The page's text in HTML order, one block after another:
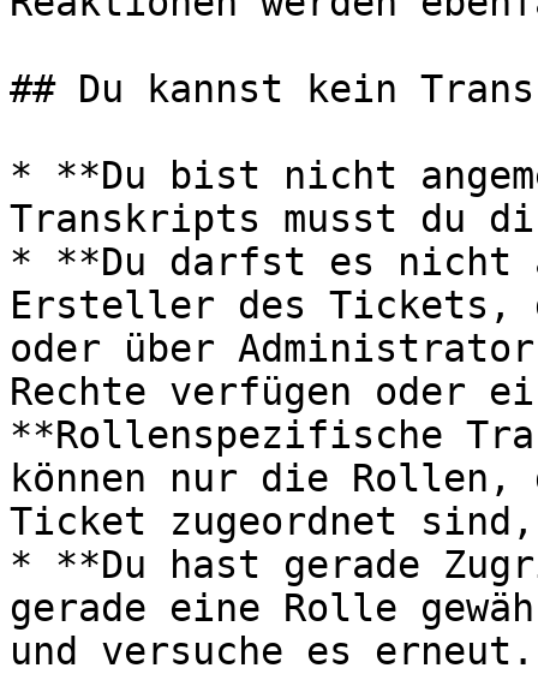
## Du kannst kein
* **Du bist nicht
Transkripts musst du
* **Du darfst es nicht
Ersteller des Tickets,
oder über
Rechte verfügen oder
**Rollenspezifische
können nur die Rollen,
Ticket zugeordnet
* **Du hast gerade
gerade eine Rolle
und versuche es erneut.